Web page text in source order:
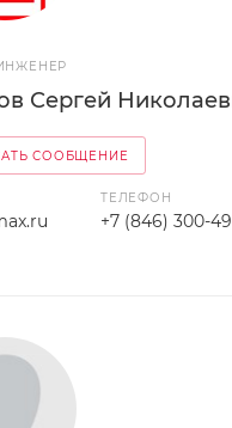
Сергей
СООБЩЕНИЕ
ТЕЛЕФОН
+7 (846) 300-